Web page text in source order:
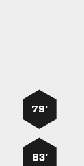
79’
83’